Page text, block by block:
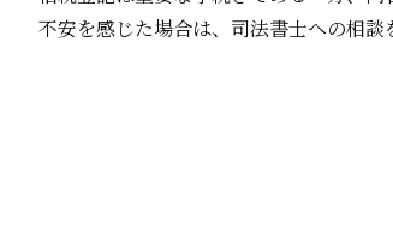
不安を感じた場合は、司法書士への相談